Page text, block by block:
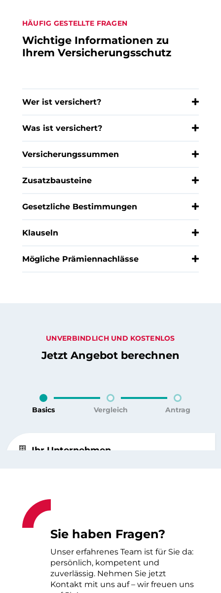
HÄUFIG GESTELLTE FRAGEN
Wichtige Informationen zu
Ihrem Versicherungsschutz
Wer ist versichert?
Was ist versichert?
Versicherungssummen
Zusatzbausteine
Gesetzliche Bestimmungen
Klauseln
Mögliche Prämiennachlässe
UNVERBINDLICH UND KOSTENLOS
Jetzt Angebot berechnen
Sie haben Fragen?
Unser erfahrenes Team ist für Sie da:
persönlich, kompetent und
zuverlässig. Nehmen Sie jetzt
Kontakt mit uns auf – wir freuen uns